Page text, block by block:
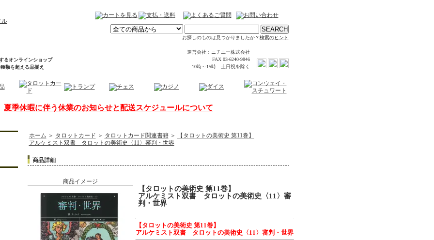
お探しのものは見つかりましたか？検索のヒント
運営会社：ニチユー株式会社
FAX 03-6240-9846
10時～15時 土日祝を除く
るオンラインショップ
類を超える品揃え
夏季休暇に伴う休業のお知らせと配送スケジュールについて
ホーム ＞ タロットカード ＞ タロットカード関連書籍＞
【タロットの美術史 第11巻】
アルケミスト双書 タロットの美術史〈11〉審判・世界
商品詳細
商品イメージ
【タロットの美術史 第11巻】
アルケミスト双書 タロットの美術史〈11〉審
判・世界
【タロットの美術史 第11巻】
アルケミスト双書 タロットの美術史〈11〉審判・世界